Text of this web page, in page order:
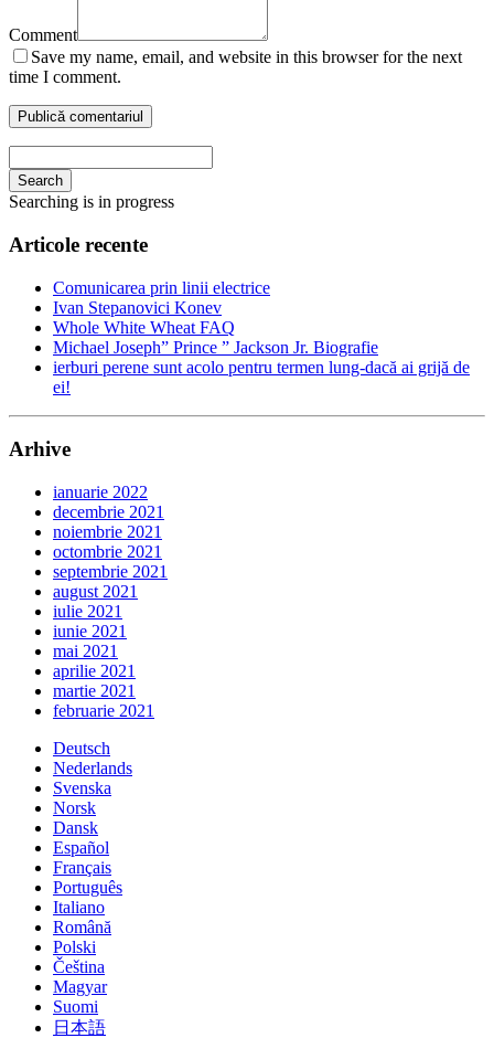
Comment
Save my name, email, and website in this browser for the next
time I comment.
Search
Searching is in progress
Articole recente
Comunicarea prin linii electrice
Ivan Stepanovici Konev
Whole White Wheat FAQ
Michael Joseph” Prince ” Jackson Jr. Biografie
ierburi perene sunt acolo pentru termen lung-dacă ai grijă de
ei!
Arhive
ianuarie 2022
decembrie 2021
noiembrie 2021
octombrie 2021
septembrie 2021
august 2021
iulie 2021
iunie 2021
mai 2021
aprilie 2021
martie 2021
februarie 2021
Deutsch
Nederlands
Svenska
Norsk
Dansk
Español
Français
Português
Italiano
Română
Polski
Čeština
Magyar
Suomi
日本語